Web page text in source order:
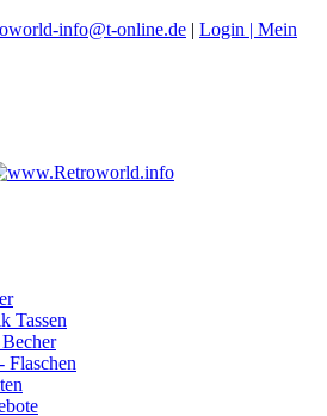
info@t-online.de | Login | Mein
Tassen
Flaschen